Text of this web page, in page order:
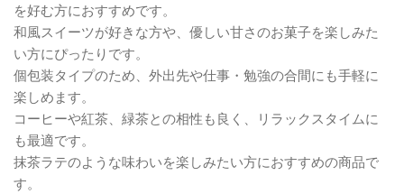
を好む方におすすめです。
和風スイーツが好きな方や、優しい甘さのお菓子を楽しみた
い方にぴったりです。
個包装タイプのため、外出先や仕事・勉強の合間にも手軽に
楽しめます。
コーヒーや紅茶、緑茶との相性も良く、リラックスタイムに
も最適です。
抹茶ラテのような味わいを楽しみたい方におすすめの商品で
す。